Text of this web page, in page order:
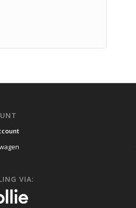
VIA: